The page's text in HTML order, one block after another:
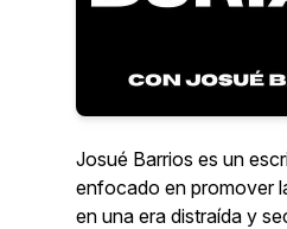
Josué Barrios es un
enfocado en promover
en una era distraída y